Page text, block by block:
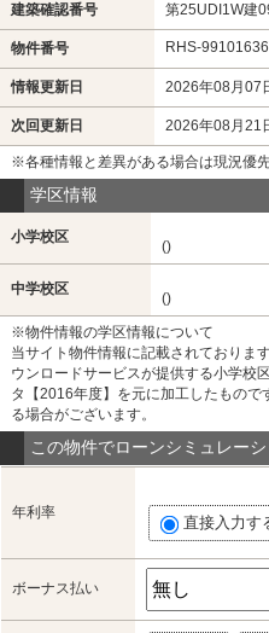
建築確認番号 第25UDI1W建
物件番号 RHS-
情報更新日 2026年08月07
次回更新日 2026年08月21
※各種情報と差異がある場合は現況優
学区情報
小学校区
()
中学校区
()
※物件情報の学区情報について
当サイト物件情報に記載されておりま
ウンロードサービスが提供する小学校
タ【2016年度】を元に加工したもの
る場合がございます。
この物件でローンシミュレー
年利率
直接入力す
ボーナス払い